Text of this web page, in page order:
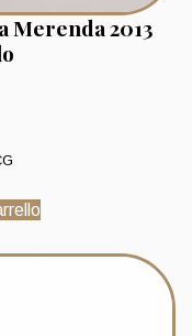
Merenda 2013